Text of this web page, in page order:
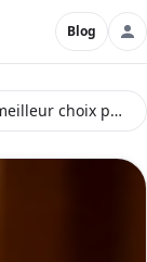
Blog
Félicitations bacheliers : Zâanouni, le meilleur choix pour célébrer votre réussite